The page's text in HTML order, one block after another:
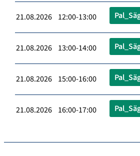
21.08.2026 12:00-13:00
21.08.2026 13:00-14:00
21.08.2026 15:00-16:00
21.08.2026 16:00-17:00